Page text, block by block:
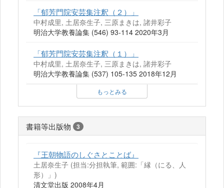
「郁芳門院安芸集注釈（２）」
中村成里, 土居奈生子, 三原まきは, 諸井彩子
明治大学教養論集 (546) 93-114 2020年3月
「郁芳門院安芸集注釈（１）」
中村成里, 土居奈生子, 三原まきは, 諸井彩子
明治大学教養論集 (537) 105-135 2018年12月
もっとみる
書籍等出版物 3
『王朝物語のしぐさとことば』
土居奈生子 (担当:分担執筆, 範囲:「縁（にる、人
形）」)
清文堂出版 2008年4月